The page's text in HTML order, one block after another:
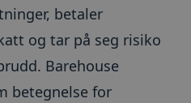
betaler
og tar på seg risiko
Barehouse
betegnelse for